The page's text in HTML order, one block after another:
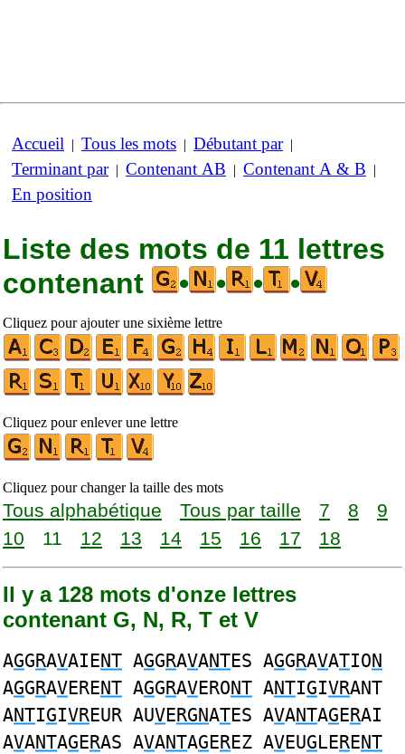
Accueil | Tous les mots | Débutant par|
Terminant par| Contenant AB | Contenant A & B |
En position
Liste des mots de 11 lettres
contenant
• • • •
Cliquez pour ajouter une sixième lettre
Cliquez pour enlever une lettre
Cliquez pour changer la taille des mots
Tous alphabétique Tous par taille 7 8
9
10
11 12 13 14 15 16 17 18
Il y a 128 mots d'onze lettres
contenant G, N, R, T et V
AGGRAVAIENT AGGRAVANTES AGGRAVATION
AGGRAVERENT AGGRAVERONT ANTIGIVRANT
ANTIGIVREUR AUVERGNATES AVANTAGERAI
AVANTAGERAS AVANTAGEREZ AVEUGLERENT